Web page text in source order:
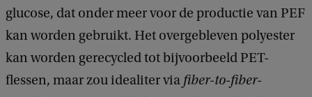
glucose, dat onder meer voor de productie van PEF
kan worden gebruikt. Het overgebleven polyester
kan worden gerecycled tot bijvoorbeeld PET-
flessen, maar zou idealiter via fiber-to-fiber-